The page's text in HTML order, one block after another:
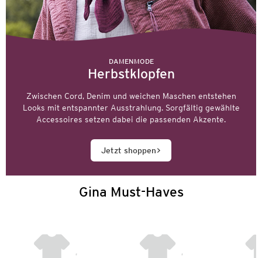
DAMENMODE
Herbstklopfen
Zwischen Cord, Denim und weichen Maschen entstehen
Looks mit entspannter Ausstrahlung. Sorgfältig gewählte
Accessoires setzen dabei die passenden Akzente.
Jetzt shoppen
Gina Must-Haves